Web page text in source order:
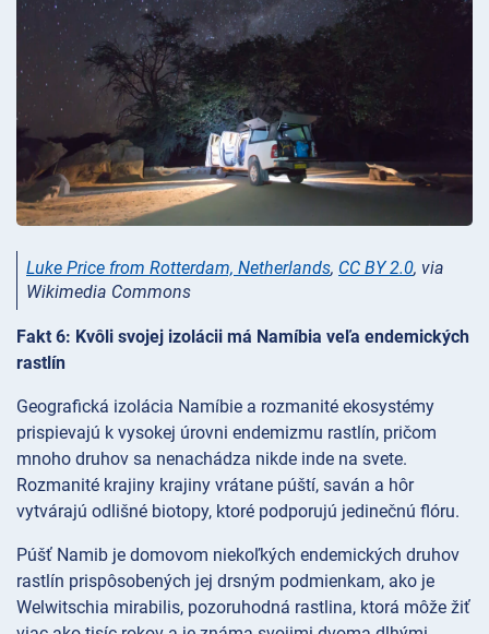
Luke Price from Rotterdam, Netherlands, CC BY 2.0, via
Wikimedia Commons
Fakt 6: Kvôli svojej izolácii má Namíbia veľa endemických
rastlín
Geografická izolácia Namíbie a rozmanité ekosystémy
prispievajú k vysokej úrovni endemizmu rastlín, pričom
mnoho druhov sa nenachádza nikde inde na svete.
Rozmanité krajiny krajiny vrátane púští, saván a hôr
vytvárajú odlišné biotopy, ktoré podporujú jedinečnú flóru.
Púšť Namib je domovom niekoľkých endemických druhov
rastlín prispôsobených jej drsným podmienkam, ako je
Welwitschia mirabilis, pozoruhodná rastlina, ktorá môže žiť